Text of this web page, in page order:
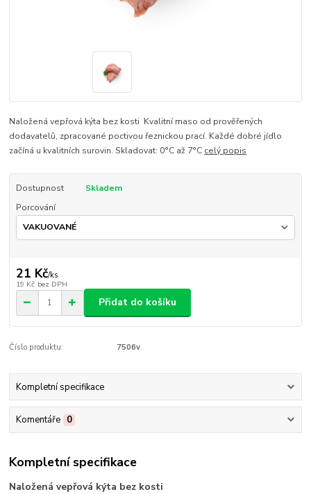
Naložená vepřová kýta bez kosti Kvalitní maso od prověřených
dodavatelů, zpracované poctivou řeznickou prací. Každé dobré jídlo
začíná u kvalitních surovin. Skladovat: 0°C až 7°C celý popis
Dostupnost
Skladem
Porcování
21 Kč/ks
19 Kč bez DPH
Přidat do košíku
Číslo produktu: 7506v
Kompletní specifikace
Komentáře 0
Kompletní specifikace
Naložená vepřová kýta bez kosti